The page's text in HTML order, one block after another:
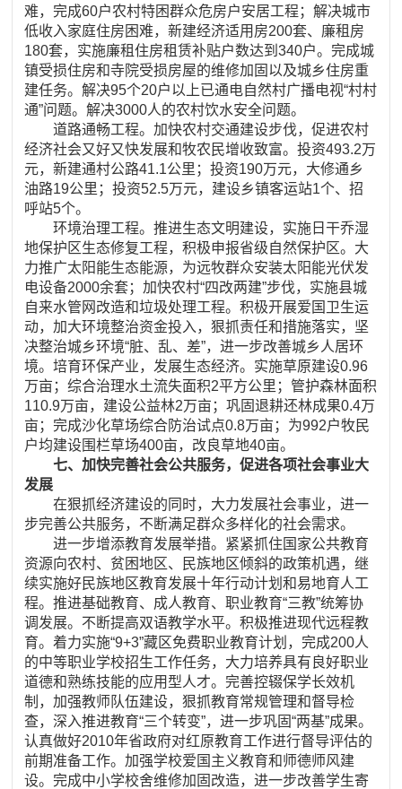
难，完成60户农村特困群众危房户安居工程；解决城市
低收入家庭住房困难，新建经济适用房200套、廉租房
180套，实施廉租住房租赁补贴户数达到340户。完成城
镇受损住房和寺院受损房屋的维修加固以及城乡住房重
建任务。解决95个20户以上已通电自然村广播电视“村村
通”问题。解决3000人的农村饮水安全问题。
道路通畅工程。加快农村交通建设步伐，促进农村
经济社会又好又快发展和牧农民增收致富。投资493.2万
元，新建通村公路41.1公里；投资190万元，大修通乡
油路19公里；投资52.5万元，建设乡镇客运站1个、招
呼站5个。
环境治理工程。推进生态文明建设，实施日干乔湿
地保护区生态修复工程，积极申报省级自然保护区。大
力推广太阳能生态能源，为远牧群众安装太阳能光伏发
电设备2000余套；加快农村“四改两建”步伐，实施县城
自来水管网改造和垃圾处理工程。积极开展爱国卫生运
动，加大环境整治资金投入，狠抓责任和措施落实，坚
决整治城乡环境“脏、乱、差”，进一步改善城乡人居环
境。培育环保产业，发展生态经济。实施草原建设0.96
万亩；综合治理水土流失面积2平方公里；管护森林面积
110.9万亩，建设公益林2万亩；巩固退耕还林成果0.4万
亩；完成沙化草场综合防治试点0.8万亩；为992户牧民
户均建设围栏草场400亩，改良草地40亩。
七、加快完善社会公共服务，促进各项社会事业大
发展
在狠抓经济建设的同时，大力发展社会事业，进一
步完善公共服务，不断满足群众多样化的社会需求。
进一步增添教育发展举措。紧紧抓住国家公共教育
资源向农村、贫困地区、民族地区倾斜的政策机遇，继
续实施好民族地区教育发展十年行动计划和易地育人工
程。推进基础教育、成人教育、职业教育“三教”统筹协
调发展。不断提高双语教学水平。积极推进现代远程教
育。着力实施“9+3”藏区免费职业教育计划，完成200人
的中等职业学校招生工作任务，大力培养具有良好职业
道德和熟练技能的应用型人才。完善控辍保学长效机
制，加强教师队伍建设，狠抓教育常规管理和督导检
查，深入推进教育“三个转变”，进一步巩固“两基”成果。
认真做好2010年省政府对红原教育工作进行督导评估的
前期准备工作。加强学校爱国主义教育和师德师风建
设。完成中小学校舍维修加固改造，进一步改善学生寄